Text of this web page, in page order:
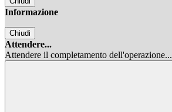
Informazione
Chiudi
Attendere...
Attendere il completamento dell'operazione...